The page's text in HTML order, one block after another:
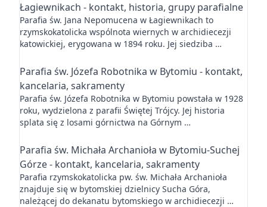
Łagiewnikach - kontakt, historia, grupy parafialne
Parafia św. Jana Nepomucena w Łagiewnikach to
rzymskokatolicka wspólnota wiernych w archidiecezji
katowickiej, erygowana w 1894 roku. Jej siedziba …
Parafia św. Józefa Robotnika w Bytomiu - kontakt,
kancelaria, sakramenty
Parafia św. Józefa Robotnika w Bytomiu powstała w 1928
roku, wydzielona z parafii Świętej Trójcy. Jej historia
splata się z losami górnictwa na Górnym …
Parafia św. Michała Archanioła w Bytomiu-Suchej
Górze - kontakt, kancelaria, sakramenty
Parafia rzymskokatolicka pw. św. Michała Archanioła
znajduje się w bytomskiej dzielnicy Sucha Góra,
należącej do dekanatu bytomskiego w archidiecezji …